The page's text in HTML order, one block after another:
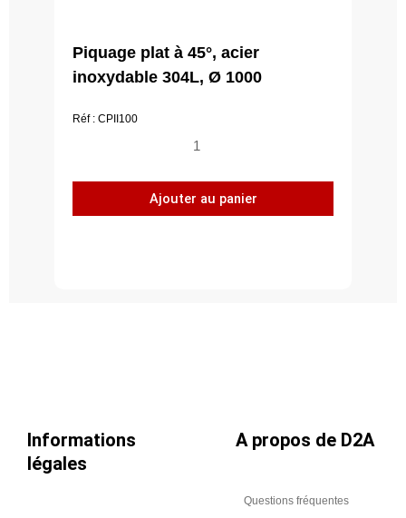
Piquage plat à 45°, acier
inoxydable 304L, Ø 1000
Réf : CPII100
quantité
Piquage
plat
Ajouter au panier
Informations
légales
A propos de D2A
Questions fréquentes